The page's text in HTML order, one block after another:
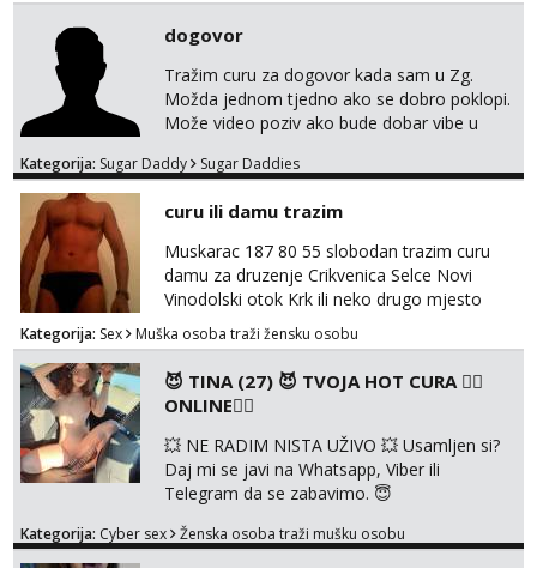
dogovor
Tražim curu za dogovor kada sam u Zg.
Možda jednom tjedno ako se dobro poklopi.
Može video poziv ako bude dobar vibe u
ponude. Moje preference su duga kosa, do
Eventualne iznimke mogu biti zbog dobre
osobnosti i iskrene komunikacije. Tg:
@m49229
Kategorija: Sugar Daddy Sugar Daddies
curu ili damu trazim
Muskarac 187 80 55 slobodan trazim curu
damu za druzenje Crikvenica Selce Novi
Vinodolski otok Krk ili neko drugo mjesto
Kategorija: Sex Muška osoba traži žensku osobu
😈 TINA (27) 😈 TVOJA HOT CURA ❤️‍🔥
ONLINE❤️‍🔥
💥 NE RADIM NISTA UŽIVO 💥 Usamljen si?
Daj mi se javi na Whatsapp, Viber ili
Telegram da se zabavimo. 😇
videopoziv ili se možemo dopisivati uz slanje
Kategorija: Cyber sex Ženska osoba traži mušku osobu